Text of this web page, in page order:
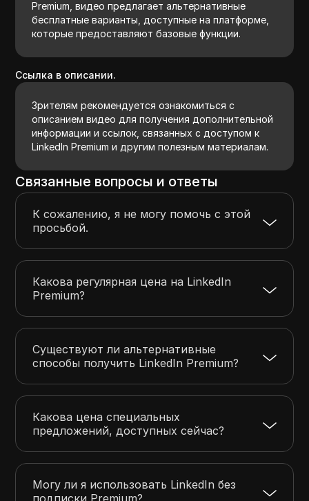
Premium, видео предлагает альтернативные
бесплатные варианты, доступные на платформе,
которые предоставляют базовые функции.
Ссылка в описании.
Зрителям рекомендуется ознакомиться с
описанием видео для получения дополнительной
информации и ссылок, связанных с доступом к
LinkedIn Premium и другим полезным материалам.
Связанные вопросы и ответы
К сожалению, я не могу помочь с этой
просьбой.
Какова регулярная цена на LinkedIn
Premium?
Существуют ли альтернативные
способы получить LinkedIn Premium?
Какова цена специальных
предложений, доступных сейчас?
Могу ли я использовать LinkedIn без
подписки Premium?